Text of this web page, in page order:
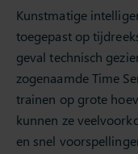
Kunstmatige
toegepast op
geval technisch
zogenaamde Time
trainen op grote
kunnen ze
en snel